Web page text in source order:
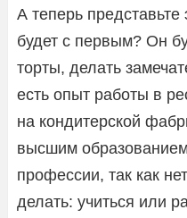
А теперь представьте
будет с первым? Он
торты, делать
есть опыт работы в
на кондитерской
высшим образованием
профессии, так как
делать: учиться или